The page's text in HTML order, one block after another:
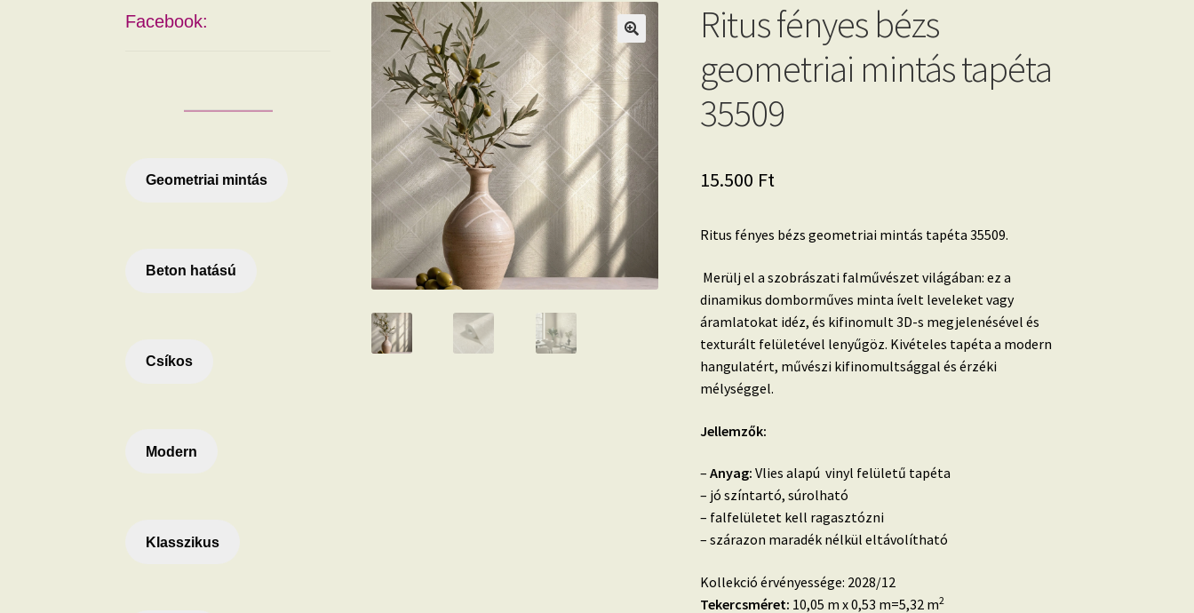
Ritus fényes bézs
geometriai mintás tapéta
35509
15.500 Ft
Ritus fényes bézs geometriai mintás tapéta 35509.
Merülj el a szobrászati falművészet világában: ez a
dinamikus domborműves minta ívelt leveleket vagy
áramlatokat idéz, és kifinomult 3D-s megjelenésével és
texturált felületével lenyűgöz. Kivételes tapéta a modern
hangulatért, művészi kifinomultsággal és érzéki
mélységgel.
Jellemzők:
– Anyag: Vlies alapú vinyl felületű tapéta
– jó színtartó, súrolható
– falfelületet kell ragasztózni
– szárazon maradék nélkül eltávolítható
Kollekció érvényessége: 2028/12
Tekercsméret: 10,05 m x 0,53 m=5,32 m2
Facebook:
Geometriai mintás
Beton hatású
Csíkos
Modern
Klasszikus